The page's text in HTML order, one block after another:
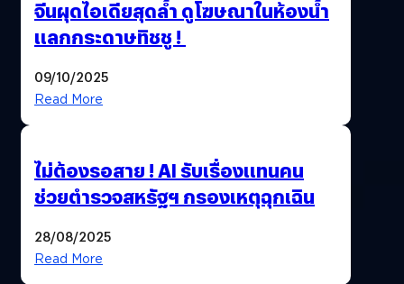
จีนผุดไอเดียสุดล้ำ ดูโฆษณาในห้องน้ำ
แลกกระดาษทิชชู !
09/10/2025
Read More
ไม่ต้องรอสาย ! AI รับเรื่องแทนคน
ช่วยตำรวจสหรัฐฯ กรองเหตุฉุกเฉิน
28/08/2025
Read More